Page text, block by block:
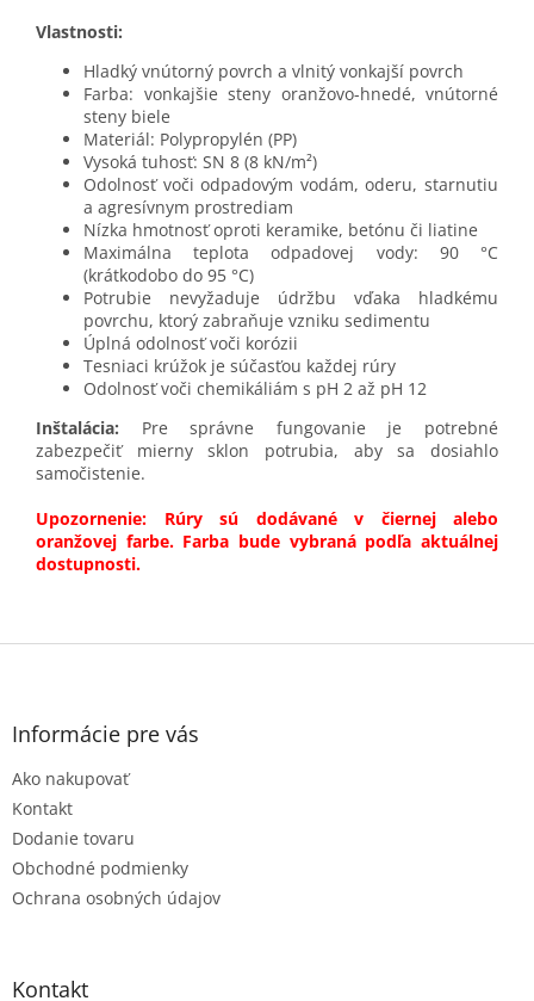
Vlastnosti:
Hladký vnútorný povrch a vlnitý vonkajší povrch
Farba: vonkajšie steny oranžovo-hnedé, vnútorné
steny biele
Materiál: Polypropylén (PP)
Vysoká tuhosť: SN 8 (8 kN/m²)
Odolnosť voči odpadovým vodám, oderu, starnutiu
a agresívnym prostrediam
Nízka hmotnosť oproti keramike, betónu či liatine
Maximálna teplota odpadovej vody: 90 °C
(krátkodobo do 95 °C)
Potrubie nevyžaduje údržbu vďaka hladkému
povrchu, ktorý zabraňuje vzniku sedimentu
Úplná odolnosť voči korózii
Tesniaci krúžok je súčasťou každej rúry
Odolnosť voči chemikáliám s pH 2 až pH 12
Inštalácia: Pre správne fungovanie je potrebné
zabezpečiť mierny sklon potrubia, aby sa dosiahlo
samočistenie.
Upozornenie: Rúry sú dodávané v čiernej alebo
oranžovej farbe. Farba bude vybraná podľa aktuálnej
dostupnosti.
Z
Informácie pre vás
Ako nakupovať
Kontakt
Dodanie tovaru
Obchodné podmienky
Ochrana osobných údajov
Kontakt